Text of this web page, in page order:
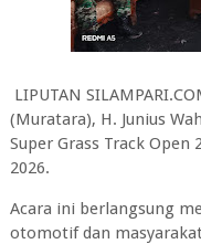
‎LIPUTAN
(Muratara), H. Junius
Super Grass Track Open
2026.
Acara ini berlangsung
otomotif dan